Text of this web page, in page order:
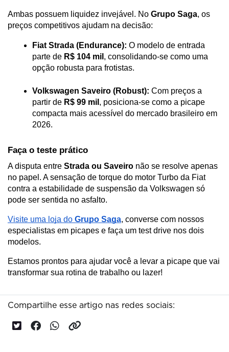
Ambas possuem liquidez invejável. No Grupo Saga, os
preços competitivos ajudam na decisão:
Fiat Strada (Endurance): O modelo de entrada
parte de R$ 104 mil , consolidando-se como uma
opção robusta para frotistas.
Volkswagen Saveiro (Robust): Com preços a
partir de R$ 99 mil , posiciona-se como a picape
compacta mais acessível do mercado brasileiro em
2026.
Faça o teste prático
A disputa entre Strada ou Saveiro não se resolve apenas
no papel. A sensação de torque do motor Turbo da Fiat
contra a estabilidade de suspensão da Volkswagen só
pode ser sentida no asfalto.
Visite uma loja do Grupo Saga, converse com nossos
especialistas em picapes e faça um test drive nos dois
modelos.
Estamos prontos para ajudar você a levar a picape que vai
transformar sua rotina de trabalho ou lazer!
Compartilhe esse artigo nas redes sociais: